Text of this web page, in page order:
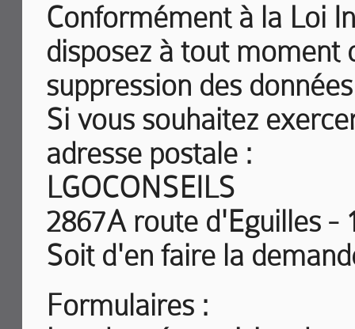
Conformément à la Loi
disposez à tout moment
suppression des
Si vous souhaitez
adresse postale :
LGOCONSEILS
2867A route d'Eguilles -
Soit d'en faire la
Formulaires :